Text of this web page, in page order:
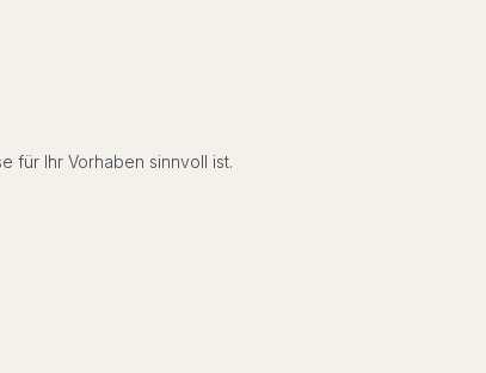
für Ihr Vorhaben sinnvoll ist.